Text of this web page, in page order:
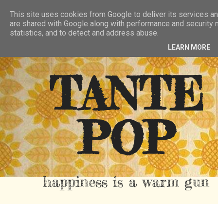
RSS FEED
TANTE
POP
happiness is a warm gun
This site uses cookies from Google to deliver its services
are shared with Google along with performance and
statistics, and to detect and address abuse.
LEARN MORE